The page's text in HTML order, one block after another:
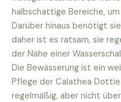
halbschattige Bereiche,
Darüber hinaus benötigt
daher ist es ratsam, sie
der Nähe einer
Die Bewässerung ist ein
Pflege der Calathea
regelmäßig, aber nicht